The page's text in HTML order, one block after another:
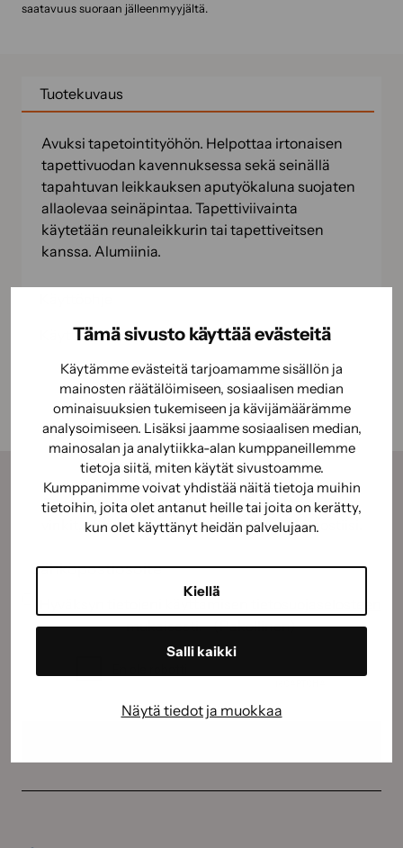
Tämä sivusto käyttää evästeitä
Käytämme evästeitä tarjoamamme sisällön ja
mainosten räätälöimiseen, sosiaalisen median
ominaisuuksien tukemiseen ja kävijämäärämme
analysoimiseen. Lisäksi jaamme sosiaalisen median,
mainosalan ja analytiikka-alan kumppaneillemme
tietoja siitä, miten käytät sivustoamme.
Kumppanimme voivat yhdistää näitä tietoja muihin
tietoihin, joita olet antanut heille tai joita on kerätty,
kun olet käyttänyt heidän palvelujaan.
Kiellä
Salli kaikki
Näytä tiedot ja muokkaa
saatavuus suoraan jälleenmyyjältä.
Tuotekuvaus
Avuksi tapetointityöhön. Helpottaa irtonaisen
tapettivuodan kavennuksessa sekä seinällä
tapahtuvan leikkauksen aputyökaluna suojaten
allaolevaa seinäpintaa. Tapettiviivainta
käytetään reunaleikkurin tai tapettiveitsen
kanssa. Alumiinia.
Käyttöturvallisuus
Tilaamalla uutiskirjeemme saat kauden parhaat
vinkit, ohjeet ja tarjoukset suoraan sähköpostiisi.
(Pakollinen)
mukaisesti. (Pakollinen)
CAPTCHA